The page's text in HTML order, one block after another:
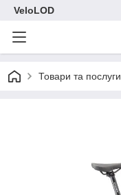
VeloLOD
Товари та послуги